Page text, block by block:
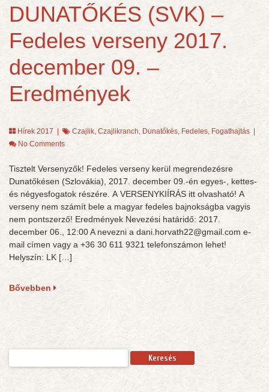
DUNATŐKÉS (SVK) –
Fedeles verseny 2017.
december 09. –
Eredmények
Hírek 2017 Czajlik, Czajlikranch, Dunatőkés, Fedeles, Fogathajtás
No Comments
Tisztelt Versenyzők! Fedeles verseny kerül megrendezésre
Dunatőkésen (Szlovákia), 2017. december 09.-én egyes-, kettes-
és négyesfogatok részére. A VERSENYKIÍRÁS itt olvasható! A
verseny nem számít bele a magyar fedeles bajnokságba vagyis
nem pontszerző! Eredmények Nevezési határidő: 2017.
december 06., 12:00 A nevezni a dani.horvath22@gmail.com e-
mail címen vagy a +36 30 611 9321 telefonszámon lehet!
Helyszín: LK […]
Bővebben